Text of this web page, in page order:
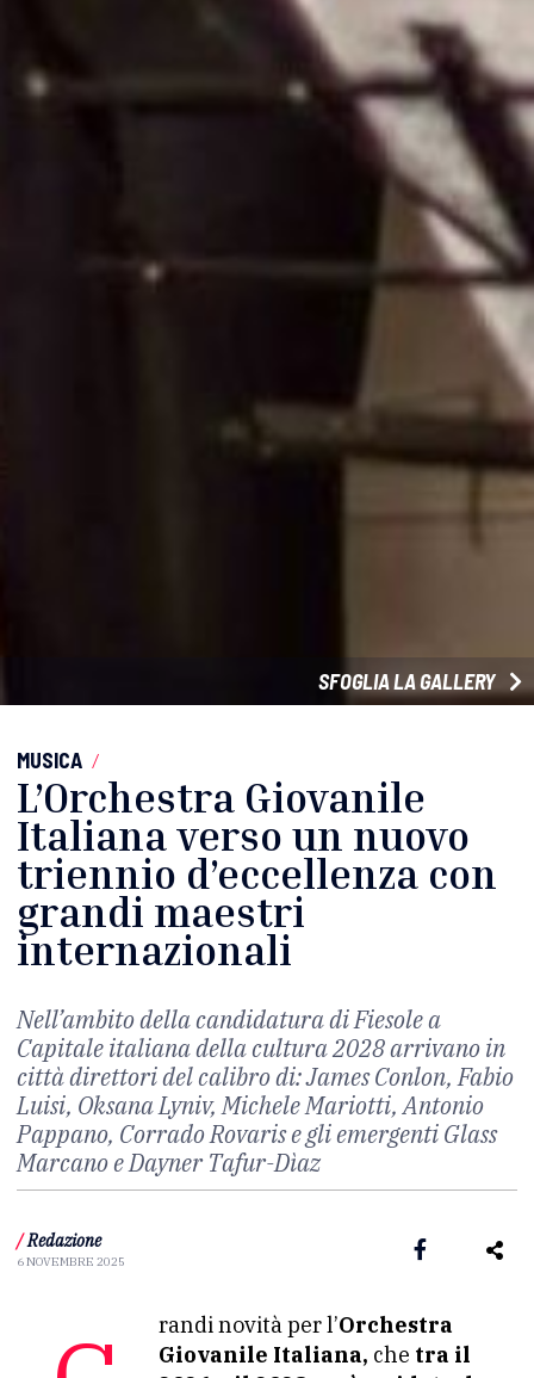
SFOGLIA LA GALLERY
MUSICA /
L’Orchestra Giovanile
Italiana verso un nuovo
triennio d’eccellenza con
grandi maestri
internazionali
Nell’ambito della candidatura di Fiesole a
Capitale italiana della cultura 2028 arrivano in
città direttori del calibro di: James Conlon, Fabio
Luisi, Oksana Lyniv, Michele Mariotti, Antonio
Pappano, Corrado Rovaris e gli emergenti Glass
Marcano e Dayner Tafur-Dìaz
/ Redazione
6 NOVEMBRE 2025
Grandi novità per l’Orchestra
Giovanile Italiana, che tra il